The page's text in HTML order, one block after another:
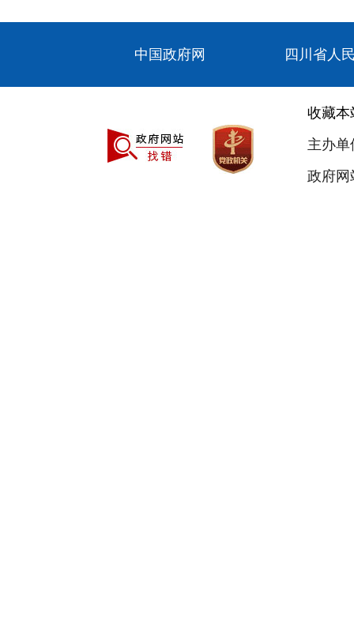
中国政府网 四川省人
收藏本
主办
政府网